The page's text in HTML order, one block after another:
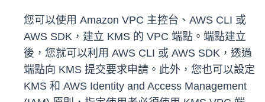
您可以使用 Amazon VPC 主控台、AWS CLI 或
AWS SDK，建立 KMS 的 VPC 端點。端點建立
後，您就可以利用 AWS CLI 或 AWS SDK，透過
端點向 KMS 提交要求申請。此外，您也可以設定
KMS 和 AWS Identity and Access Management